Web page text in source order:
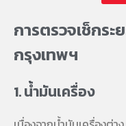
การตรวจเช็กร
กรุงเทพฯ
1. น้ำมันเครื่อง